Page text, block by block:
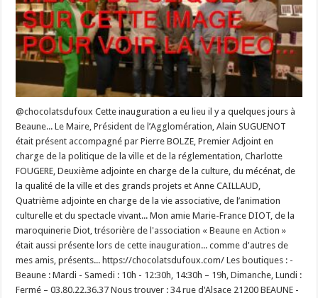
@chocolatsdufoux Cette inauguration a eu lieu il y a quelques jours à
Beaune... Le Maire, Président de l’Agglomération, Alain SUGUENOT
était présent accompagné par Pierre BOLZE, Premier Adjoint en
charge de la politique de la ville et de la réglementation, Charlotte
FOUGERE, Deuxième adjointe en charge de la culture, du mécénat, de
la qualité de la ville et des grands projets et Anne CAILLAUD,
Quatrième adjointe en charge de la vie associative, de l’animation
culturelle et du spectacle vivant... Mon amie Marie-France DIOT, de la
maroquinerie Diot, trésorière de l'association « Beaune en Action »
était aussi présente lors de cette inauguration... comme d'autres de
mes amis, présents... https://chocolatsdufoux.com/ Les boutiques : -
Beaune : Mardi - Samedi : 10h - 12:30h, 14:30h – 19h, Dimanche, Lundi :
Fermé – 03.80.22.36.37 Nous trouver : 34 rue d'Alsace 21200 BEAUNE -